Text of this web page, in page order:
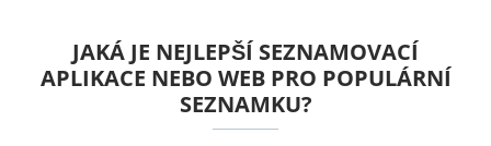
JAKÁ JE NEJLEPŠÍ SEZNAMOVACÍ
APLIKACE NEBO WEB PRO POPULÁRNÍ
SEZNAMKU?